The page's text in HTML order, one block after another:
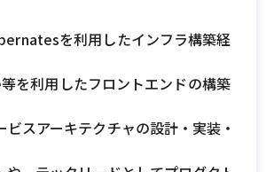
を利用したインフラ構築経
を利用したフロントエンドの構築
ビスアーキテクチャの設計・実装・